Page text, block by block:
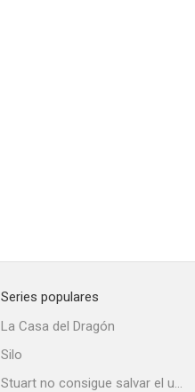
Series populares
La Casa del Dragón
Silo
Stuart no consigue salvar el universo